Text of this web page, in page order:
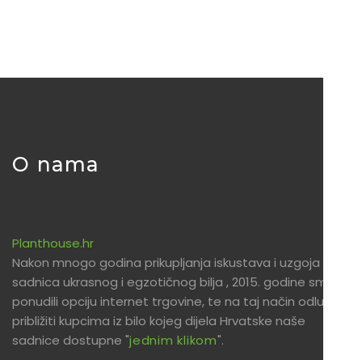
O nama
Planthouse.hr
Nakon mnogo godina prikupljanja iskustava i uzgoja
sadnica ukrasnog i egzotičnog bilja , 2015. godine smo
ponudili opciju internet trgovine, te na taj način odlučili
približiti kupcima iz bilo kojeg dijela Hrvatske naše
sadnice dostupne "jednim klikom".